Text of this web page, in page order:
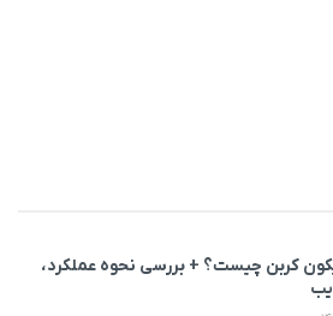
کربن چیست؟ + بررسی نحوه عملکرد،